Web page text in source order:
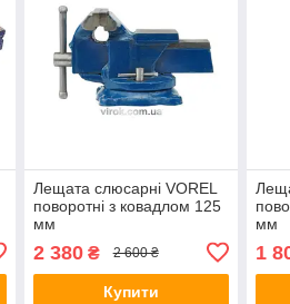
Лещата слюсарні VOREL
поворотні з ковадлом 125
мм
2 380₴ 2 600 ₴
Купити
мм
1